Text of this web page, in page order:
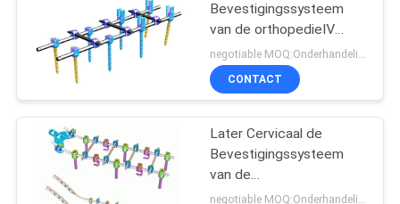
Algemene
Chirurgieinstrumenten
11
Bevestigingssysteem
van de orthopedieⅣ
Ruggegraats Intern
Bevestiging
CONTACT
Later Cervicaal de
Bevestigingssysteem
van de
titaniumorthopedie